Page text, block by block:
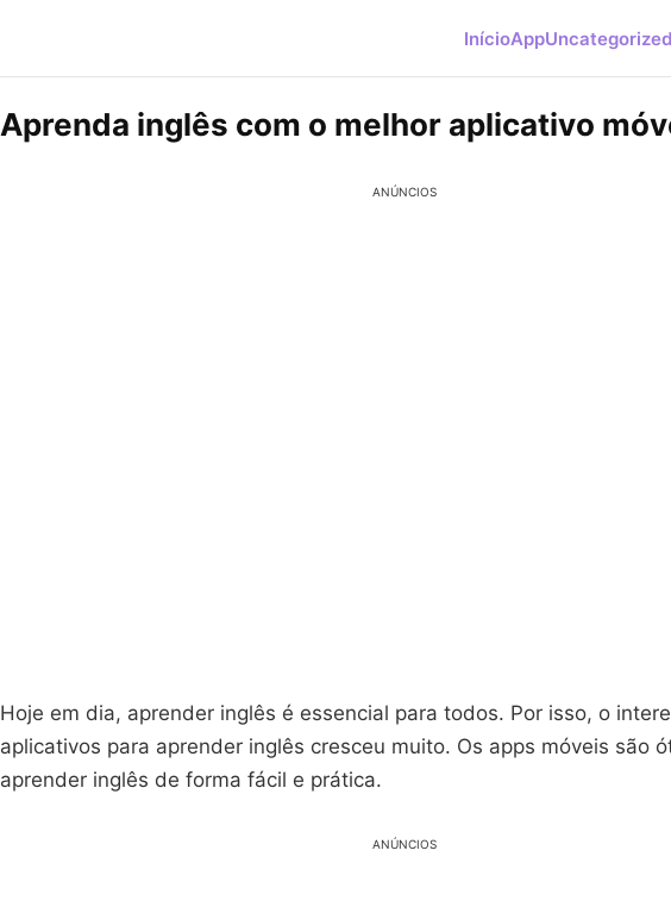
InícioAppUncategorized
Aprenda inglês com o melhor aplicativo
ANÚNCIOS
Hoje em dia, aprender inglês é essencial para todos. Por isso, o
aplicativos para aprender inglês cresceu muito. Os apps móveis são
aprender inglês de forma fácil e prática.
ANÚNCIOS